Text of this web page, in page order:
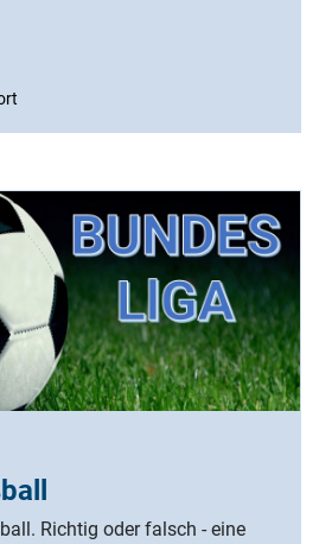
Richtig oder falsch - eine